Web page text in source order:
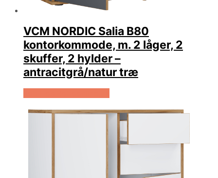
VCM NORDIC Salia B80
kontorkommode, m. 2 låger, 2
skuffer, 2 hylder –
antracitgrå/natur træ